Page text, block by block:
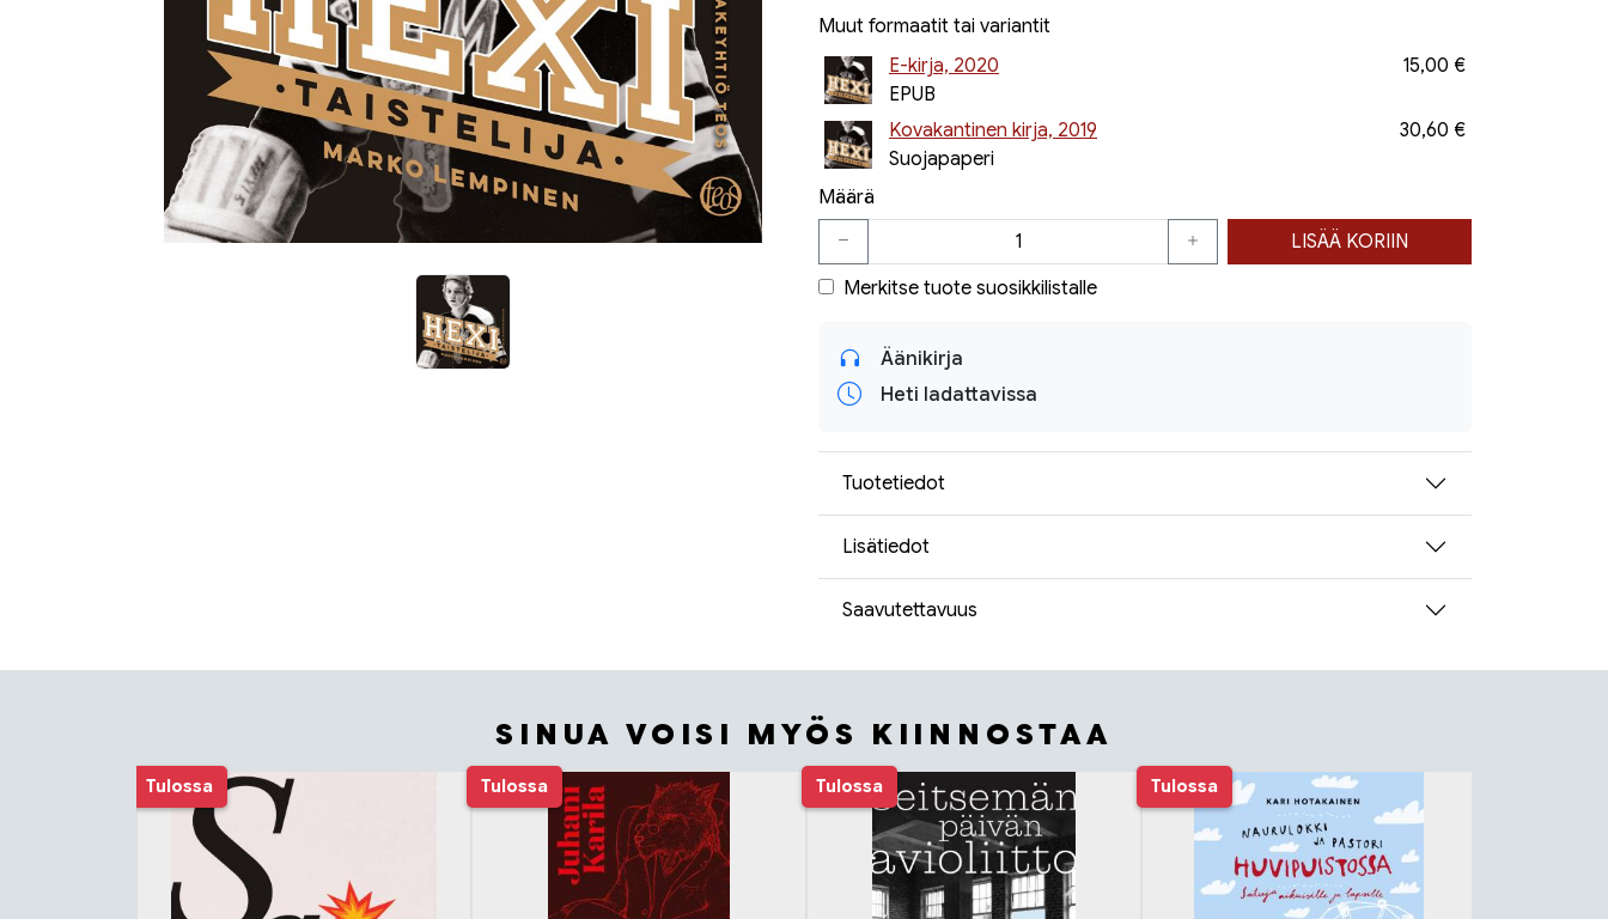
Muut formaatit tai variantit
E-kirja, 2020
EPUB
15,00 €
Kovakantinen kirja, 2019
Suojapaperi
30,60 €
Määrä
LISÄÄ KORIIN
Merkitse tuote suosikkilistalle
Äänikirja
Heti ladattavissa
Tuotetiedot
Lisätiedot
Saavutettavuus
SINUA VOISI MYÖS KIINNOSTAA
Tuoteluettelon alku
Tulossa Tulossa Tulossa Tulossa